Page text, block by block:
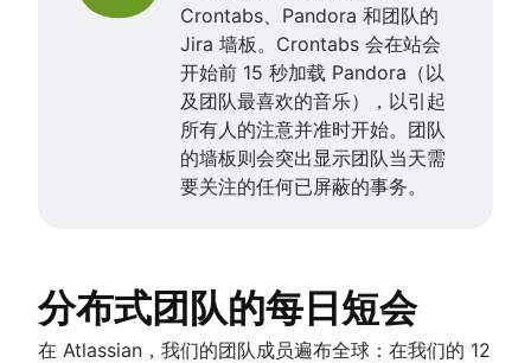
Crontabs 、Pandora 和团队的
Jira 墙板。Crontabs 会在站会
开始前 15 秒加载 Pandora（以
及团队最喜欢的音乐），以引起
所有人的注意并准时开始。团队
的墙板则会突出显示团队当天需
要关注的任何已屏蔽的事务。
分布式团队的每日短会
在 Atlassian，我们的团队成员遍布全球：在我们的 12